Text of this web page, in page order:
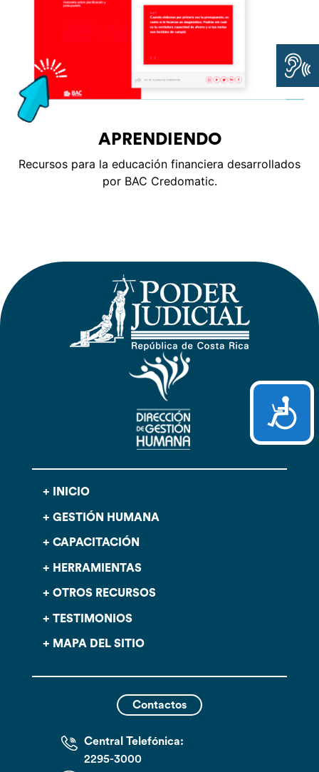
APRENDIENDO
Recursos para la educación financiera desarrollados
por BAC Credomatic.
INICIO
GESTIÓN HUMANA
CAPACITACIÓN
HERRAMIENTAS
OTROS RECURSOS
TESTIMONIOS
MAPA DEL SITIO
Contactos
Central Telefónica:
2295-3000